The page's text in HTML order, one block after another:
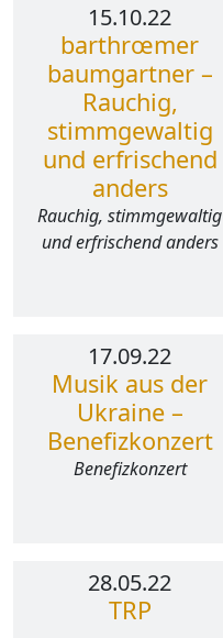
15.10.22
barthrœmer
baumgartner –
Rauchig,
stimmgewaltig
und erfrischend
anders
Rauchig, stimmgewaltig
und erfrischend anders
17.09.22
Musik aus der
Ukraine –
Benefizkonzert
Benefizkonzert
28.05.22
TRP